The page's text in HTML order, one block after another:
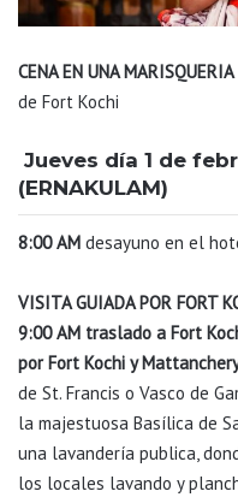
CENA EN UNA
de Fort Kochi
Jueves día 1 de
(ERNAKULAM)
8:00 AM desayuno en el
VISITA GUIADA POR FORT
9:00 AM traslado a Fort
por Fort Kochi y
de St. Francis o Vasco de
la majestuosa Basílica de
una lavandería publica,
los locales lavando y